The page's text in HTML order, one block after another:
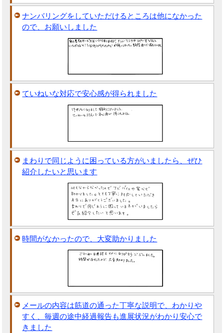
ナンバリングをしていただけるところは他になかった
ので、お願いしました
ていねいな対応で安心感が得られました
まわりで同じように困っている方がいましたら、ぜひ
紹介したいと思います
時間がなかったので、大変助かりました
メールの内容は筋道の通った丁寧な説明で、わかりや
すく、毎週の途中経過報告も進展状況がわかり安心で
きました